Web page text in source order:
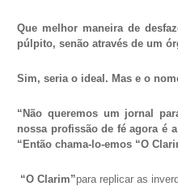
Que melhor maneira de
púlpito, senão através de um
Sim, seria o ideal. Mas e o
“Não queremos um jornal
nossa profissão de fé agora é
“Então chama-lo-emos “O
“O Clarim”para replicar as